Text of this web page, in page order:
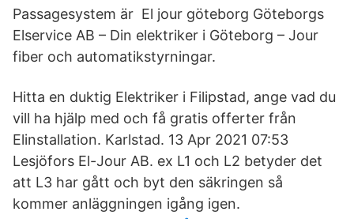
Passagesystem är El jour göteborg Göteborgs
Elservice AB – Din elektriker i Göteborg – Jour
fiber och automatikstyrningar.
Hitta en duktig Elektriker i Filipstad, ange vad du
vill ha hjälp med och få gratis offerter från
Elinstallation. Karlstad. 13 Apr 2021 07:53
Lesjöfors El-Jour AB. ex L1 och L2 betyder det
att L3 har gått och byt den säkringen så
kommer anläggningen igång igen.